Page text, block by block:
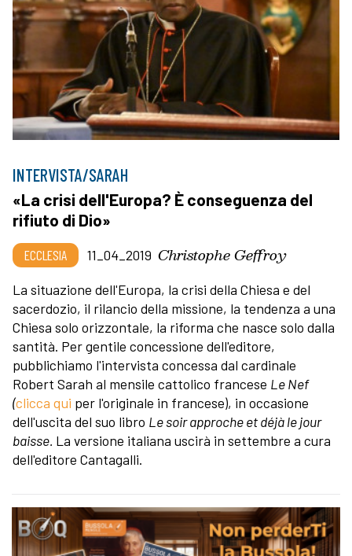
INTERVISTA/SARAH
«La crisi dell'Europa? È conseguenza del
rifiuto di Dio»
ECCLESIA 11_04_2019 Christophe Geffroy
La situazione dell'Europa, la crisi della Chiesa e del
sacerdozio, il rilancio della missione, la tendenza a una
Chiesa solo orizzontale, la riforma che nasce solo dalla
santità. Per gentile concessione dell'editore,
pubblichiamo l'intervista concessa dal cardinale
Robert Sarah al mensile cattolico francese Le Nef
(clicca qui per l'originale in francese), in occasione
dell'uscita del suo libro Le soir approche et déjà le jour
baisse. La versione italiana uscirà in settembre a cura
dell'editore Cantagalli.